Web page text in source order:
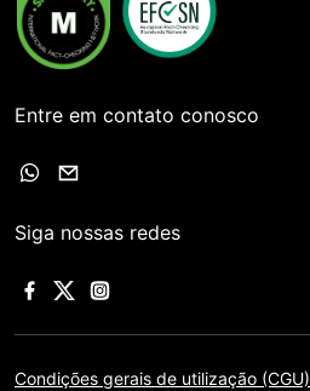
Entre em contato conosco
Siga nossas redes
Condições gerais de utilização (CGU)